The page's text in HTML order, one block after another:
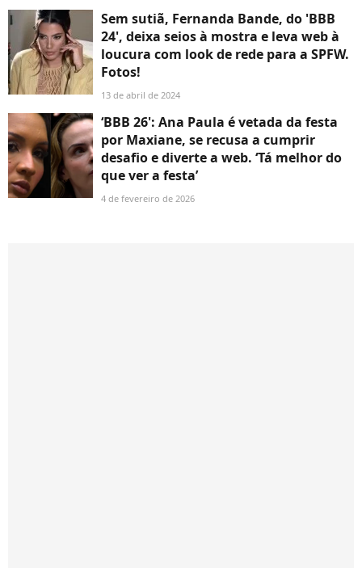
Sem sutiã, Fernanda Bande, do 'BBB
24', deixa seios à mostra e leva web à
loucura com look de rede para a SPFW.
Fotos!
13 de abril de 2024
‘BBB 26': Ana Paula é vetada da festa
por Maxiane, se recusa a cumprir
desafio e diverte a web. ‘Tá melhor do
que ver a festa’
4 de fevereiro de 2026